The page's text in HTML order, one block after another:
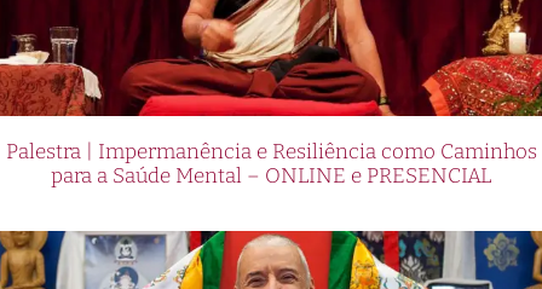
Palestra | Impermanência e Resiliência como Caminhos
para a Saúde Mental – ONLINE e PRESENCIAL